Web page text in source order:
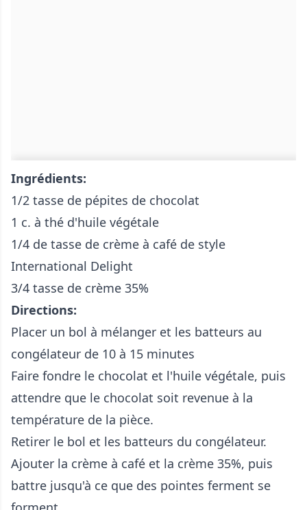
Ingrédients:
1/2 tasse de pépites de chocolat
1 c. à thé d'huile végétale
1/4 de tasse de crème à café de style
International Delight
3/4 tasse de crème 35%
Directions:
Placer un bol à mélanger et les batteurs au
congélateur de 10 à 15 minutes
Faire fondre le chocolat et l'huile végétale, puis
attendre que le chocolat soit revenue à la
température de la pièce.
Retirer le bol et les batteurs du congélateur.
Ajouter la crème à café et la crème 35%, puis
battre jusqu'à ce que des pointes ferment se